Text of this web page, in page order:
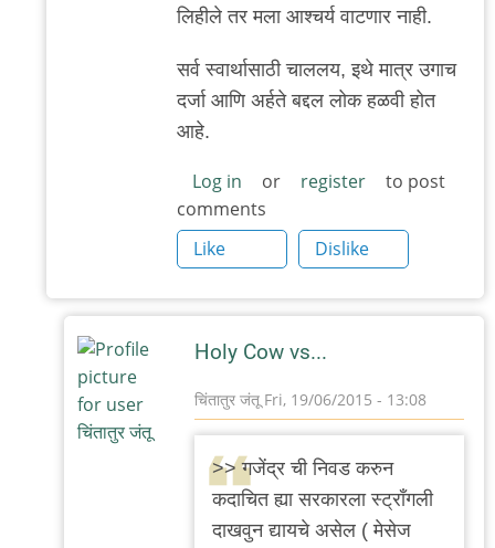
लिहीले तर मला आश्चर्य वाटणार नाही.
सर्व स्वार्थासाठी चाललय, इथे मात्र उगाच
दर्जा आणि अर्हते बद्दल लोक हळवी होत
आहे.
Log in or register
to post
comments
Like
Dislike
Holy Cow vs...
चिंतातुर जंतू Fri, 19/06/2015 - 13:08
In
reply
to
गजेंद्र
>> गजेंद्र ची निवड करुन
कदाचित ह्या सरकारला स्ट्राँगली
दाखवुन द्यायचे असेल ( मेसेज